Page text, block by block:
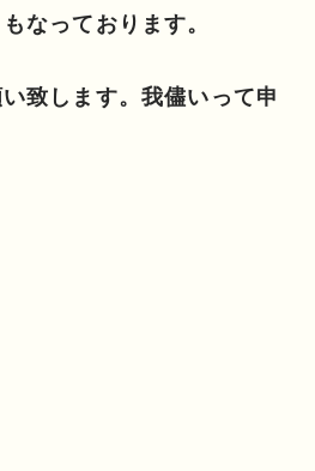
なっております。
致します。我儘いって申